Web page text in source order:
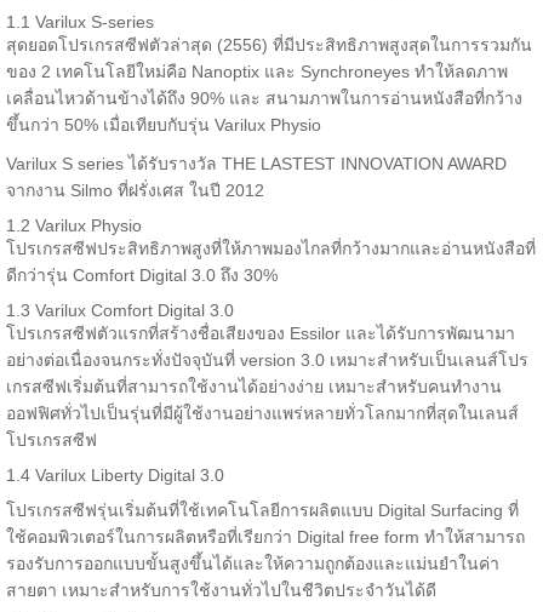
1.1 Varilux S-series
สุดยอดโปรเกรสซีฟตัวล่าสุด (2556) ที่มีประสิทธิภาพสูงสุดในการรวมกัน
ของ 2 เทคโนโลยีใหม่คือ Nanoptix และ Synchroneyes ทำให้ลดภาพ
เคลื่อนไหวด้านข้างได้ถึง 90% และ สนามภาพในการอ่านหนังสือที่กว้าง
ขึ้นกว่า 50% เมื่อเทียบกับรุ่น Varilux Physio
Varilux S series ได้รับรางวัล THE LASTEST INNOVATION AWARD
จากงาน Silmo ที่ฝรั่งเศส ในปี 2012
1.2 Varilux Physio
โปรเกรสซีฟประสิทธิภาพสูงที่ให้ภาพมองไกลที่กว้างมากและอ่านหนังสือที่
ดีกว่ารุ่น Comfort Digital 3.0 ถึง 30%
1.3 Varilux Comfort Digital 3.0
โปรเกรสซีฟตัวแรกที่สร้างชื่อเสียงของ Essilor และได้รับการพัฒนามา
อย่างต่อเนื่องจนกระทั่งปัจจุบันที่ version 3.0 เหมาะสำหรับเป็นเลนส์โปร
เกรสซีฟเริ่มต้นที่สามารถใช้งานได้อย่างง่าย เหมาะสำหรับคนทำงาน
ออฟฟิศทั่วไปเป็นรุ่นที่มีผู้ใช้งานอย่างแพร่หลายทั่วโลกมากที่สุดในเลนส์
โปรเกรสซีฟ
1.4 Varilux Liberty Digital 3.0
โปรเกรสซีฟรุ่นเริ่มต้นที่ใช้เทคโนโลยีการผลิตแบบ Digital Surfacing ที่
ใช้คอมพิวเตอร์ในการผลิตหรือที่เรียกว่า Digital free form ทำให้สามารถ
รองรับการออกแบบขั้นสูงขึ้นได้และให้ความถูกต้องและแม่นยำในค่า
สายตา เหมาะสำหรับการใช้งานทั่วไปในชีวิตประจำวันได้ดี